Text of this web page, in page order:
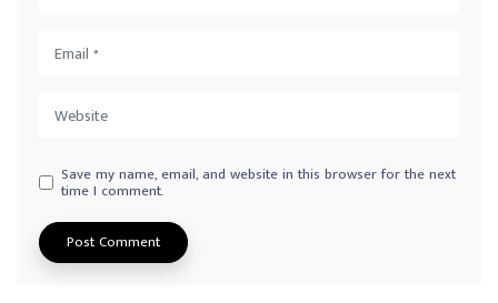
Save my name, email, and website in this browser for the next
time I comment.